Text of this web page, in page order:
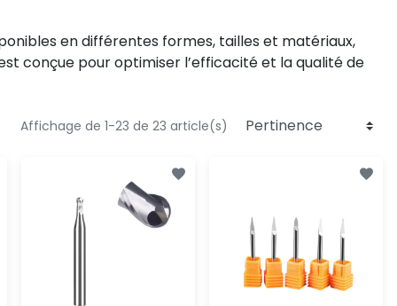
en différentes formes, tailles et matériaux,
conçue pour optimiser l’efficacité et la qualité de
Affichage de 1-23 de 23 article(s)